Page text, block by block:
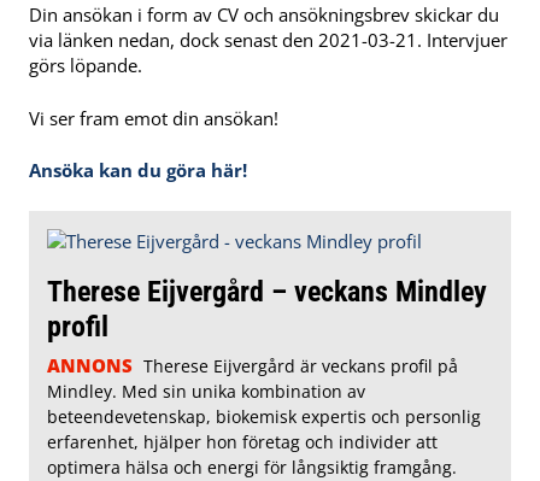
Din ansökan i form av CV och ansökningsbrev skickar du
via länken nedan, dock senast den 2021-03-21. Intervjuer
görs löpande.
Vi ser fram emot din ansökan!
Ansöka kan du göra här!
Therese Eijvergård – veckans Mindley
profil
ANNONS Therese Eijvergård är veckans profil på
Mindley. Med sin unika kombination av
beteendevetenskap, biokemisk expertis och personlig
erfarenhet, hjälper hon företag och individer att
optimera hälsa och energi för långsiktig framgång.